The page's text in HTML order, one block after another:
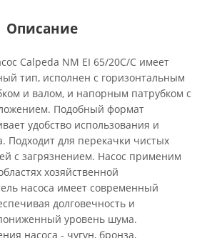
Описание
Calpeda NM EI 65/20C/C имеет
тип, исполнен с горизонтальным
и валом, и напорным патрубком с
Подобный формат
удобство использования и
Подходит для перекачки чистых
с загрязнением. Насос применим
хозяйственной
насоса имеет современный
долговечность и
уровень шума.
насоса - чугун, бронза,